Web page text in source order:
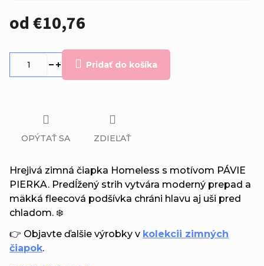
od€10,76
Pridať do košíka
Hrejivá zimná čiapka Homeless s motívom PÁVIE
PIERKA. Predĺžený strih vytvára moderný prepad a
mäkká fleecová podšívka chráni hlavu aj uši pred
chladom. ❄️
👉 Objavte ďalšie výrobky v kolekcii zimných
čiapok.
OPÝTAŤ SA ZDIEĽAŤ